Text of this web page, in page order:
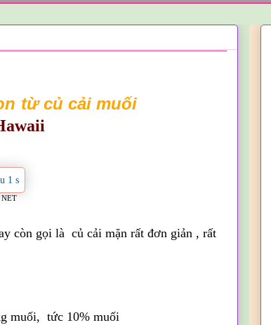
từ củ cải muối
còn gọi là củ cải mặn rất đơn giản , rất
muối, tức 10% muối